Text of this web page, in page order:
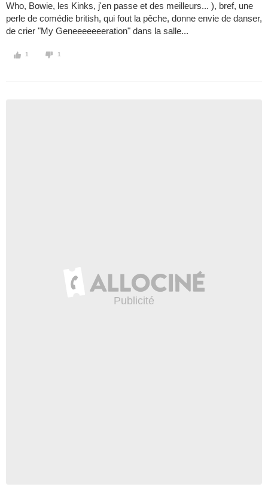
Who, Bowie, les Kinks, j'en passe et des meilleurs... ), bref, une
perle de comédie british, qui fout la pêche, donne envie de danser,
de crier "My Geneeeeeeeration" dans la salle...
1 1